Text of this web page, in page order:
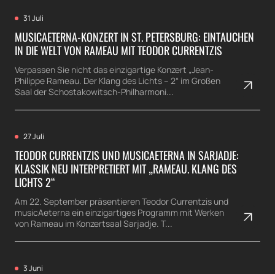
31 Juli
MUSICAETERNA-KONZERT IN ST. PETERSBURG: EINTAUCHEN
IN DIE WELT VON RAMEAU MIT TEODOR CURRENTZIS
Verpassen Sie nicht das einzigartige Konzert „Jean-
Philippe Rameau. Der Klang des Lichts – 2“ im Großen
Saal der Schostakowitsch-Philharmoni...
27 Juli
TEODOR CURRENTZIS UND MUSICAETERNA IN SARJADJE:
KLASSIK NEU INTERPRETIERT MIT „RAMEAU. KLANG DES
LICHTS 2“
Am 22. September präsentieren Teodor Currentzis und
musicAeterna ein einzigartiges Programm mit Werken
von Rameau im Konzertsaal Sarjadje. T...
3 Juni